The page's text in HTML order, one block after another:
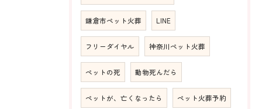
鎌倉市ペット火葬 LINE
フリーダイヤル 神奈川ペット火葬
ペットの死 動物死んだら
ペットが、亡くなったら ペット火葬予約